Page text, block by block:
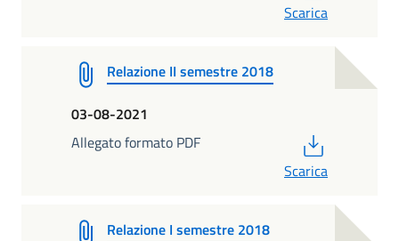
Scarica
Relazione II semestre 2018
03-08-2021
Allegato formato PDF
Scarica
Relazione I semestre 2018